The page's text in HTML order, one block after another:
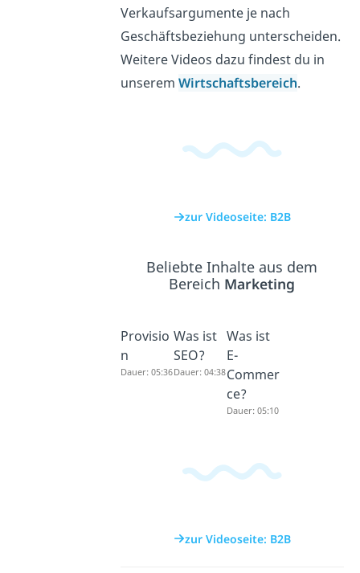
Verkaufsargumente je nach
Geschäftsbeziehung unterscheiden.
Weitere Videos dazu findest du in
unserem Wirtschaftsbereich.
zur Videoseite: B2B
Beliebte Inhalte aus dem
Bereich Marketing
Provisio
n
Dauer: 05:36
Was ist
SEO?
Dauer: 04:38
Was ist
E-
Commer
ce?
Dauer: 05:10
zur Videoseite: B2B